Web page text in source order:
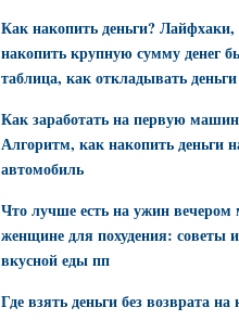
Как накопить деньги? Лайфхаки,
накопить крупную сумму денег
таблица, как откладывать деньги
Как заработать на первую
Алгоритм, как накопить деньги
автомобиль
Что лучше есть на ужин
женщине для похудения: советы
вкусной еды пп
Где взять деньги без возврата